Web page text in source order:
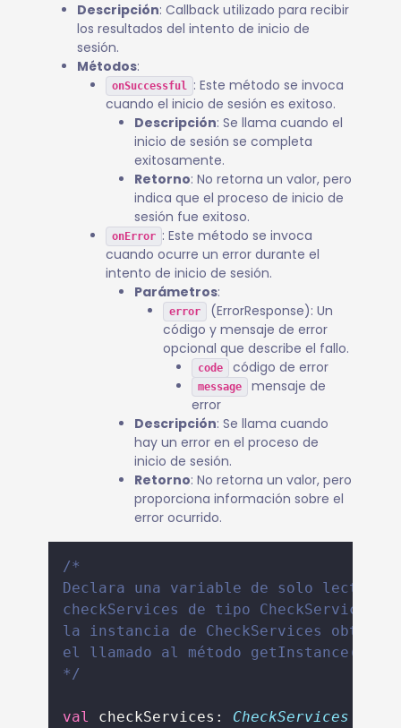
Descripción: Callback utilizado para recibir
los resultados del intento de inicio de
sesión.
Métodos:
onSuccessful : Este método se invoca
cuando el inicio de sesión es exitoso.
Descripción: Se llama cuando el
inicio de sesión se completa
exitosamente.
Retorno: No retorna un valor, pero
indica que el proceso de inicio de
sesión fue exitoso.
onError : Este método se invoca
cuando ocurre un error durante el
intento de inicio de sesión.
Parámetros:
error
(ErrorResponse): Un
código y mensaje de error
opcional que describe el fallo.
code código de error
message
mensaje de
error
Descripción: Se llama cuando
hay un error en el proceso de
inicio de sesión.
Retorno: No retorna un valor, pero
proporciona información sobre el
error ocurrido.
/*
Declara una variable de solo lectura
checkServices de tipo CheckServices
la instancia de CheckServices
el llamado al método
*/
val checkServices: CheckServices